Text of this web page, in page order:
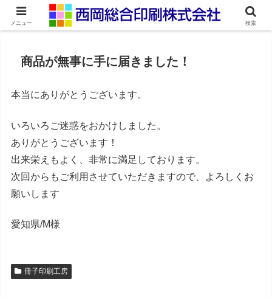
ネット印刷通販・オンデマンド印刷
商品が無事に手に届きました！
本当にありがとうございます。
いろいろご迷惑をおかけしました。
ありがとうございます！
出来栄えもよく、非常に満足しております。
次回からもご利用させていただきますので、よろしくお
願いします
愛知県/M様
冊子印刷工房
メニュー 検索